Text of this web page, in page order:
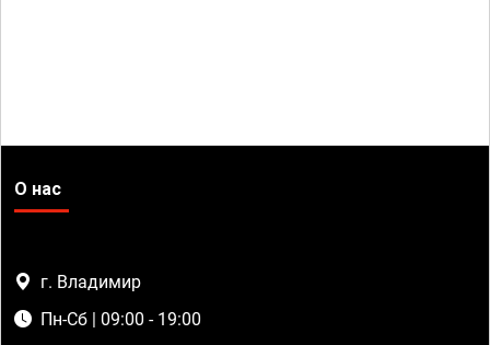
О нас
г. Владимир
Пн-Сб | 09:00 - 19:00